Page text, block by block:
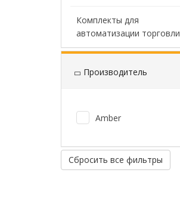
Комплекты для
автоматизации торговли
Производитель
Amber
Сбросить все фильтры